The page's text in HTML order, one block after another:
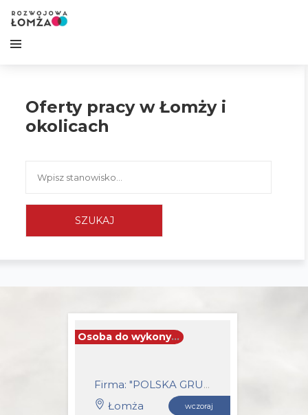
Oferty pracy w Łomży i
okolicach
Osoba do wykonywania prac gospodarczych
Firma: "POLSKA GRUPA FARMACEUTYCZNA" SPÓŁKA Z OGRANICZONĄ ODPOWIEDZIALNOŚCIĄ
Łomża wczoraj